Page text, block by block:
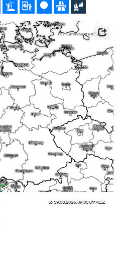
So. 09.08.2026, 09:00 UhrMESZ
(c) Landesumweltämter